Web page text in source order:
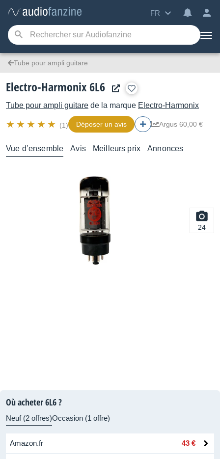
FR
Tube pour ampli guitare
Electro-Harmonix 6L6
Tube pour ampli guitare de la marque Electro-Harmonix
(1) Déposer un avis Argus 60,00 €
Vue d’ensemble Avis Meilleurs prix Annonces
24
Où acheter 6L6 ?
Neuf (2 offres)Occasion (1 offre)
Amazon.fr 43 €